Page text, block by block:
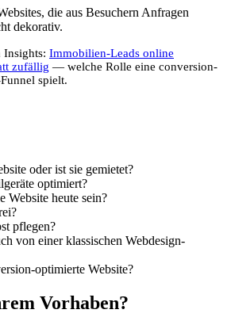
die aus Besuchern Anfragen
dekorativ.
Insights: Immobilien-Leads online
zufällig — welche Rolle eine conversion-
spielt.
oder ist sie gemietet?
optimiert?
Website heute sein?
pflegen?
von einer klassischen Webdesign-
optimierte Website?
Vorhaben?